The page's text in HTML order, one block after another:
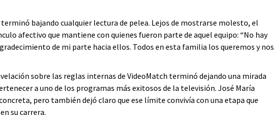
bajando cualquier lectura de pelea. Lejos de mostrarse molesto, el
afectivo que mantiene con quienes fueron parte de aquel equipo: “No hay
de mi parte hacia ellos. Todos en esta familia los queremos y nos
sobre las reglas internas de VideoMatch terminó dejando una mirada
a uno de los programas más exitosos de la televisión. José María
pero también dejó claro que ese límite convivía con una etapa que
su carrera.